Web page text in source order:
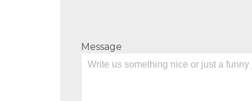
Message